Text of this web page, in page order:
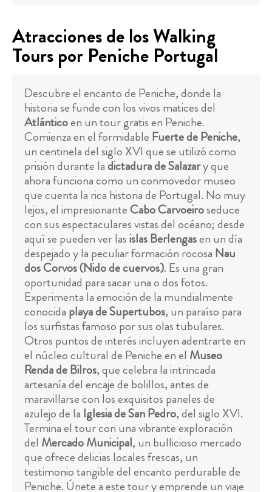
Atracciones de los Walking
Tours por Peniche Portugal
Descubre el encanto de Peniche, donde la
historia se funde con los vivos matices del
Atlánticoen un tour gratis en Peniche.
Comienza en el formidable Fuerte de Peniche,
un centinela del siglo XVI que se utilizó como
prisión durante ladictadura de Salazary que
ahora funciona como un conmovedor museo
que cuenta la rica historia de Portugal. No muy
lejos, el impresionanteCabo Carvoeiroseduce
con sus espectaculares vistas del océano; desde
aquí se pueden ver lasislas Berlengasen un día
despejado y la peculiar formación rocosa Nau
dos Corvos (Nido de cuervos). Es una gran
oportunidad para sacar una o dos fotos.
Experimenta la emoción de la mundialmente
conocida playa de Supertubos, un paraíso para
los surfistas famoso por sus olas tubulares.
Otros puntos de interés incluyen adentrarte en
el núcleo cultural de Peniche en el Museo
Renda de Bilros, que celebra la intrincada
artesanía del encaje de bolillos, antes de
maravillarse con los exquisitos paneles de
azulejo de la Iglesia de San Pedro, del siglo XVI.
Termina el tour con una vibrante exploración
del Mercado Municipal, un bullicioso mercado
que ofrece delicias locales frescas, un
testimonio tangible del encanto perdurable de
Peniche. Únete a este tour y emprende un viaje